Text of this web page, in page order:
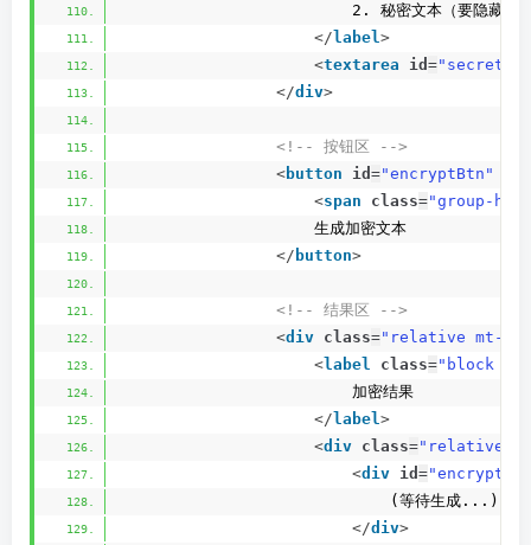
2. 秘密文本（要隐藏的
</ label>
<textarea id =
</div>
<!-- 按钮区 -->
<button id ="encryptBtn"
<span class="group-
                    生成加密文本
</ button>
<!-- 结果区 -->
<div class="relative mt-2"
<label class="block
                        加密结果
</ label>
<div class="relative
<div id =
                            (等待生成...)
</div>